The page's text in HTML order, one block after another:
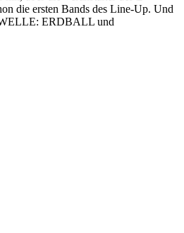
die ersten Bands des Line-Up. Und
WELLE: ERDBALL und